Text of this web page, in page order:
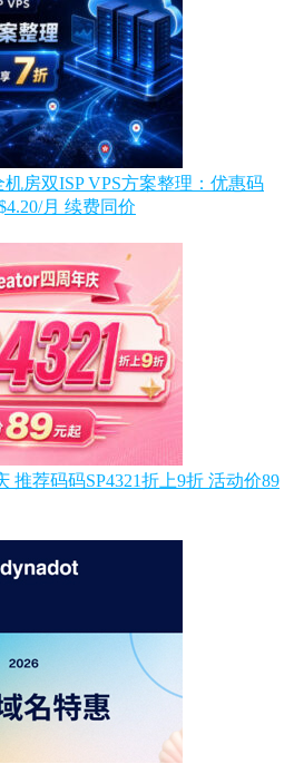
房双ISP VPS方案整理：优惠码
月 续费同价
推荐码码SP4321折上9折 活动价89